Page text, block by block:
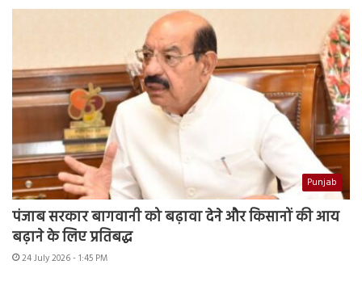
Punjab
पंजाब सरकार बागवानी को बढ़ावा देने और किसानों की आय
बढ़ाने के लिए प्रतिबद्ध
24 July 2026 - 1:45 PM